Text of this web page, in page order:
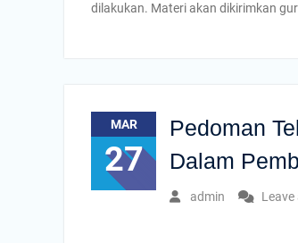
dilakukan. Materi akan dikirimkan
MAR
27
Pedoman
Dalam
admin